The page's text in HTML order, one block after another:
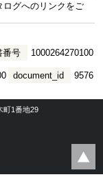
ログへのリンクをご
番号 1000264270100
document_id 9576
町1番地29